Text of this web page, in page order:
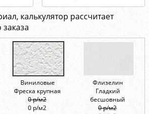
калькулятор рассчитает
Виниловые
Фреска крупная
0 р/м2
0 р/м2
Флизелин
Гладкий
бесшовный
0 р/м2